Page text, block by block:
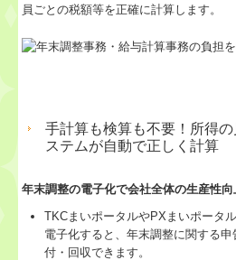
員ごとの税額等を正確に計算します。
手計算も検算も不要！所得
ステムが自動で正しく計算
年末調整の電子化で会社全体の生産性向
TKCまいポータルやPXまいポータ
電子化すると、年末調整に関する
付・回収できます。